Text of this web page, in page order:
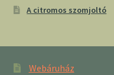
A citromos szomjoltó
Webáruház